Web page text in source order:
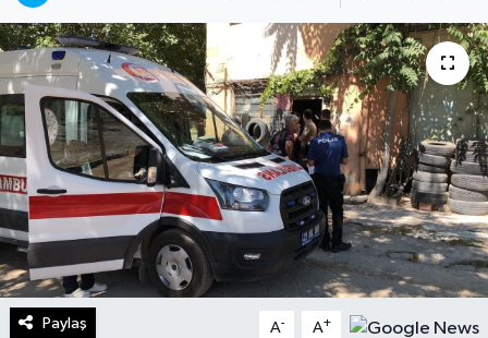
Paylaş A- A+
Lider Haber TV Canlı Yayın izle